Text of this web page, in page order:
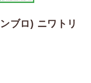
ブロ) ニワトリ